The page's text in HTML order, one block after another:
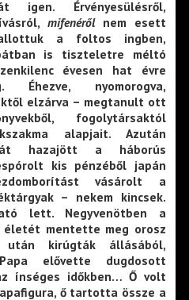
igen. Érvényesülésről,
mifenérőlnem esett
a foltos ingben,
is tiszteletre méltó
évesen hat évre
Éhezve, nyomorogva,
elzárva – megtanult ott
fogolytársaktól
alapjait. Azután
hazajött a háborús
kis pénzéből japán
vásárolt a
– nekem kincsek.
lett. Negyvenötben a
mentette meg orosz
után kirúgták állásából,
elővette dugdosott
ínséges időkben… Ő volt
ő tartotta össze a